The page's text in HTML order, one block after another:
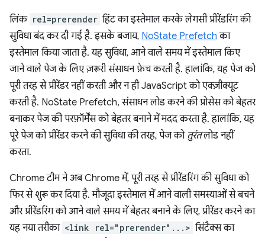
लिंक rel=prerender हिंट का इस्तेमाल करके लेगसी प्रीरेंडरिंग की
सुविधा बंद कर दी गई है. इसके बजाय, NoState Prefetch का
इस्तेमाल किया जाता है. यह सुविधा, आने वाले समय में इस्तेमाल किए
जाने वाले पेज के लिए ज़रूरी संसाधन फ़ेच करती है. हालांकि, यह पेज को
पूरी तरह से प्रीरेंडर नहीं करती और न ही JavaScript को एक्ज़ीक्यूट
करती है. NoState Prefetch, संसाधन लोड करने की प्रोसेस को बेहतर
बनाकर पेज की परफ़ॉर्मेंस को बेहतर बनाने में मदद करता है. हालांकि, यह
पूरे पेज को प्रीरेंडर करने की सुविधा की तरह, पेज को तुरंतलोड नहीं
करता.
Chrome टीम ने अब Chrome में, पूरी तरह से प्रीरेंडरिंग की सुविधा को
फिर से शुरू कर दिया है. मौजूदा इस्तेमाल में आने वाली समस्याओं से बचने
और प्रीरेंडरिंग को आने वाले समय में बेहतर बनाने के लिए, प्रीरेंडर करने का
यह नया तरीका <link rel="prerender"...> सिंटैक्स का